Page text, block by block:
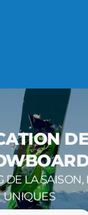
DE LA SAISON,
UNIQUES